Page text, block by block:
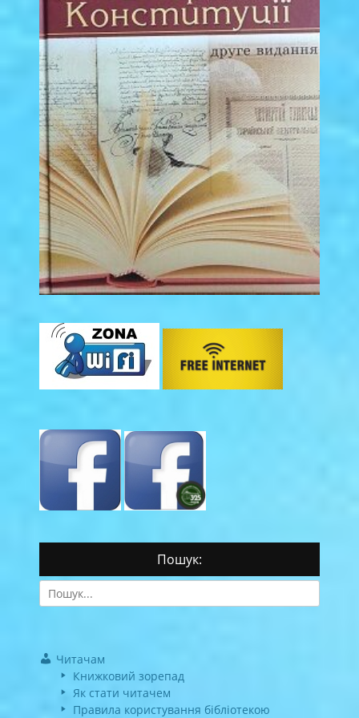
Пошук:
Search
for:
Читачам
Книжковий зорепад
Як стати читачем
Правила користування бібліотекою